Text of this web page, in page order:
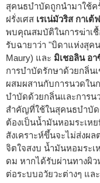
สุคนธบำบัดถูกนำมาใช้
ฝรั่งเศส เรเน่มัวริส กาเต้
พบคุณสมบัติในการฆ่าเชื้
รับฉายาว่า "บิดาแห่งสุค
Maury) และ มิเชอลิน อา
การบำบัดรักษาด้วยกลิ่น
ผสมผสานกับการนวดใน
บำบัดด้วยกลิ่นและการน
สำคัญที่ใช้ในสุคนธบำบัด
ต้องเป็นน้ำมันหอมระเห
สังเคราะห์ขึ้นจะไม่ส่งผ
จิตใจสงบ น้ำมันหอมระเ
ดม หากได้รับผ่านทางผิ
ต่อระบบอวัยวะต่างๆ แล